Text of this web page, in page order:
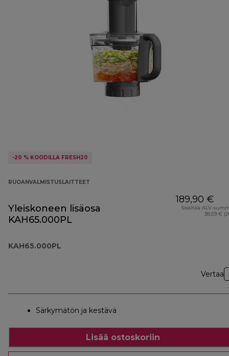
-20 % KOODILLA FRESH20
RUOANVALMISTUSLAITTEET
Yleiskoneen lisäosa
KAH65.000PL
KAH65.000PL
189,90 €
Sisältää ALV-
38,59 €
Vertaa
Särkymätön ja kestävä
Lisää ostoskoriin